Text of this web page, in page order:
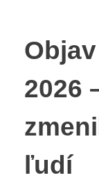
2026
ľudí